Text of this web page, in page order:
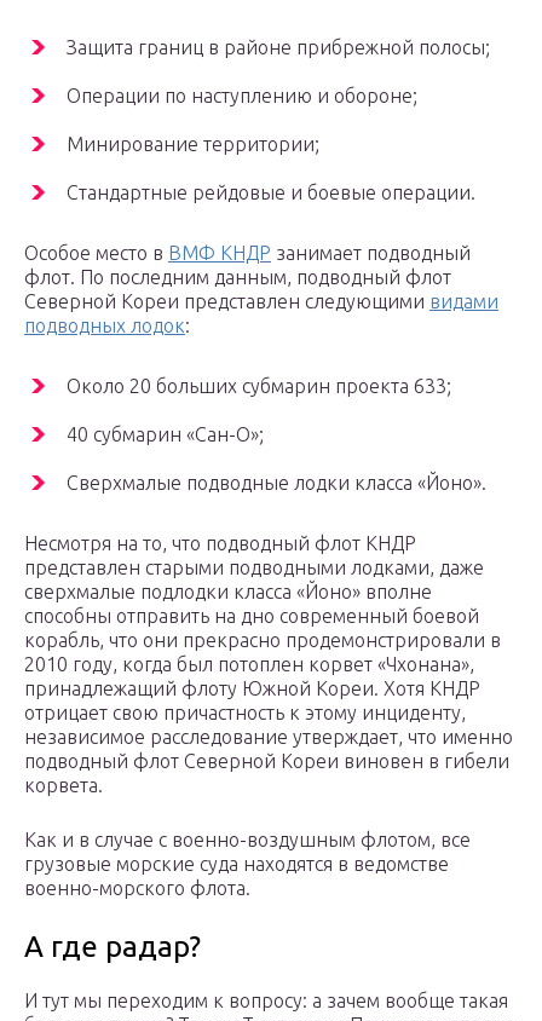
Защита границ в районе прибрежной полосы;
Операции по наступлению и обороне;
Минирование территории;
Стандартные рейдовые и боевые операции.
Особое место в ВМФ КНДР занимает подводный
флот. По последним данным, подводный флот
Северной Кореи представлен следующими видами
подводных лодок:
Около 20 больших субмарин проекта 633;
40 субмарин «Сан-О»;
Сверхмалые подводные лодки класса «Йоно».
Несмотря на то, что подводный флот КНДР
представлен старыми подводными лодками, даже
сверхмалые подлодки класса «Йоно» вполне
способны отправить на дно современный боевой
корабль, что они прекрасно продемонстрировали в
2010 году, когда был потоплен корвет «Чхонана»,
принадлежащий флоту Южной Кореи. Хотя КНДР
отрицает свою причастность к этому инциденту,
независимое расследование утверждает, что именно
подводный флот Северной Кореи виновен в гибели
корвета.
Как и в случае с военно-воздушным флотом, все
грузовые морские суда находятся в ведомстве
военно-морского флота.
А где радар?
И тут мы переходим к вопросу: а зачем вообще такая